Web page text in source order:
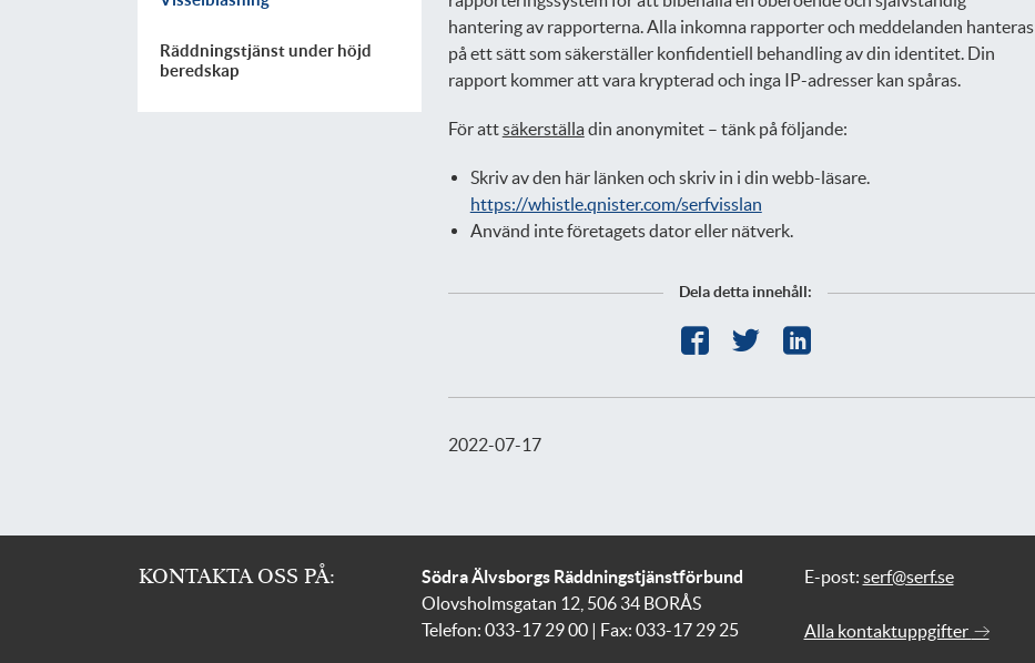
Räddningstjänst under höjd
beredskap
hantering av rapporterna. Alla inkomna rapporter och meddelanden hanteras
på ett sätt som säkerställer konfidentiell behandling av din identitet. Din
rapport kommer att vara krypterad och inga IP-adresser kan spåras.
För attsäkerställadin anonymitet – tänk på följande:
Skriv av den här länken och skriv in i din webb-läsare.
https://whistle.qnister.com/serfvisslan
Använd inte företagets dator eller nätverk.
Dela detta innehåll:
2022-07-17
KONTAKTA OSS PÅ:
Södra Älvsborgs Räddningstjänstförbund
Olovsholmsgatan 12, 506 34 BORÅS
Telefon: 033-17 29 00 | Fax: 033-17 29 25
E-post: serf@serf.se
Alla kontaktuppgifter